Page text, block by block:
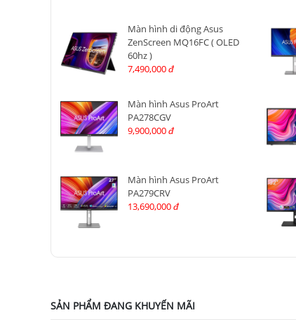
Màn hình di động Asus
ZenScreen MQ16FC ( OLED
60hz )
7,490,000 đ
Màn hình Asus ProArt
PA278CGV
9,900,000 đ
Màn hình Asus ProArt
PA279CRV
13,690,000 đ
SẢN PHẨM ĐANG KHUYẾN MÃI